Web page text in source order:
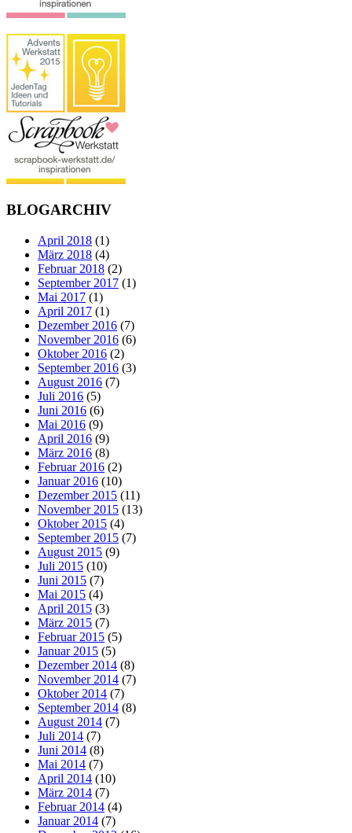
BLOGARCHIV
April 2018 (1)
März 2018 (4)
Februar 2018 (2)
September 2017 (1)
Mai 2017 (1)
April 2017 (1)
Dezember 2016 (7)
November 2016 (6)
Oktober 2016 (2)
September 2016 (3)
August 2016 (7)
Juli 2016 (5)
Juni 2016 (6)
Mai 2016 (9)
April 2016 (9)
März 2016 (8)
Februar 2016 (2)
Januar 2016 (10)
Dezember 2015 (11)
November 2015 (13)
Oktober 2015 (4)
September 2015 (7)
August 2015 (9)
Juli 2015 (10)
Juni 2015 (7)
Mai 2015 (4)
April 2015 (3)
März 2015 (7)
Februar 2015 (5)
Januar 2015 (5)
Dezember 2014 (8)
November 2014 (7)
Oktober 2014 (7)
September 2014 (8)
August 2014 (7)
Juli 2014 (7)
Juni 2014 (8)
Mai 2014 (7)
April 2014 (10)
März 2014 (7)
Februar 2014 (4)
Januar 2014 (7)